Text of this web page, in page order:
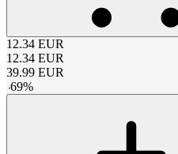
12.34 EUR
12.34 EUR
39.99 EUR
-69%